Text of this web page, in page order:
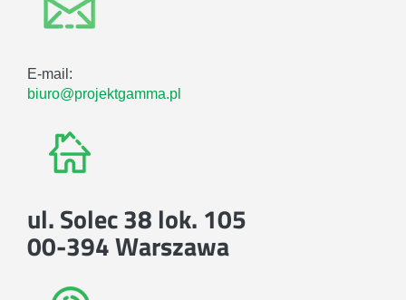
E-mail:
biuro@projektgamma.pl
ul. Solec 38 lok. 105
00-394 Warszawa